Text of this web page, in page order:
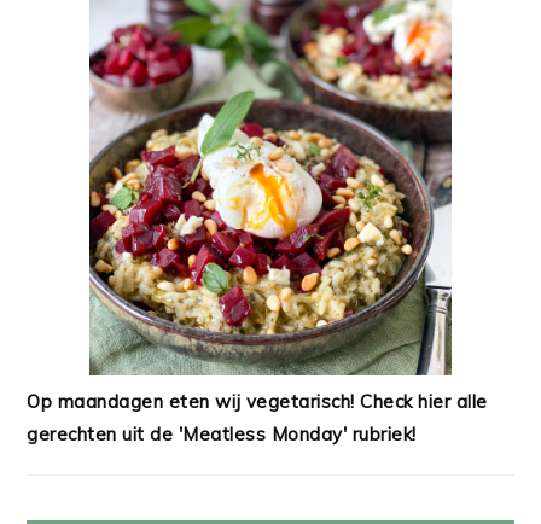
Op maandagen eten wij vegetarisch! Check hier alle
gerechten uit de 'Meatless Monday' rubriek!